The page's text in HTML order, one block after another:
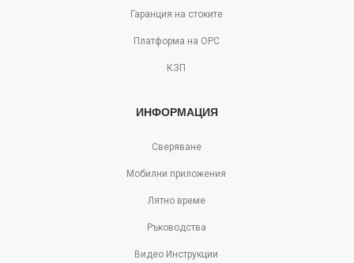
Гаранция на стоките
Платформа на ОРС
КЗП
ИНФОРМАЦИЯ
Сверяване
Мобилни приложения
Лятно време
Ръководства
Видео Инструкции